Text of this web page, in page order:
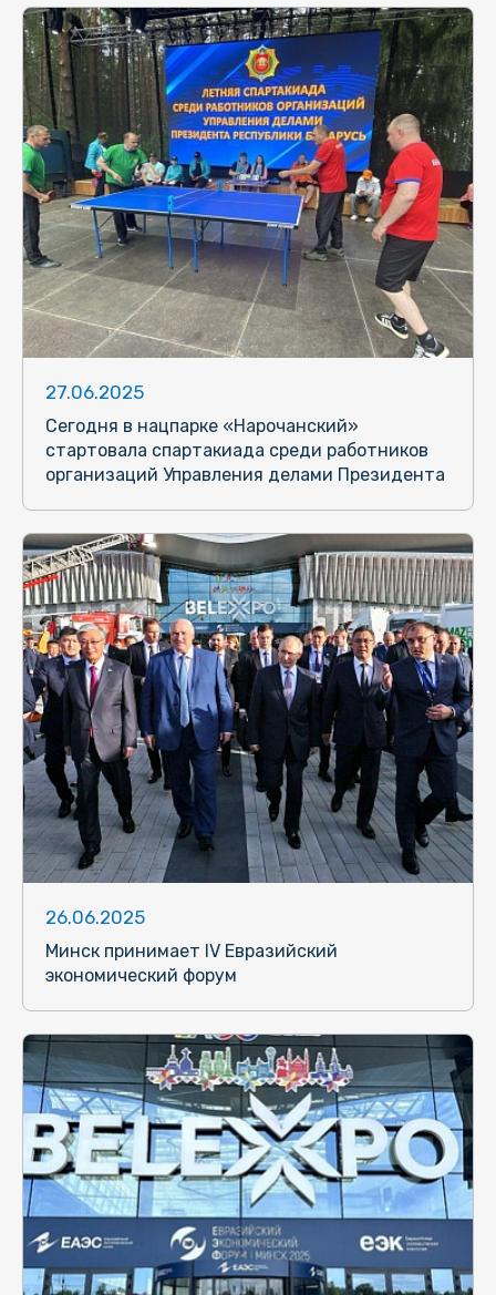
27.06.2025
Сегодня в нацпарке «Нарочанский»
стартовала спартакиада среди работников
организаций Управления делами Президента
26.06.2025
Минск принимает IV Евразийский
экономический форум